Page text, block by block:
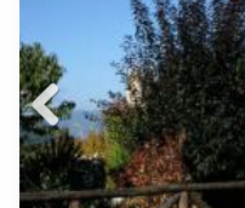
Previ
ous